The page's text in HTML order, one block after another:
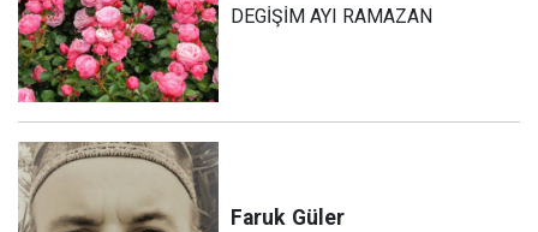
DEGİŞİM AYI RAMAZAN
Faruk Güler